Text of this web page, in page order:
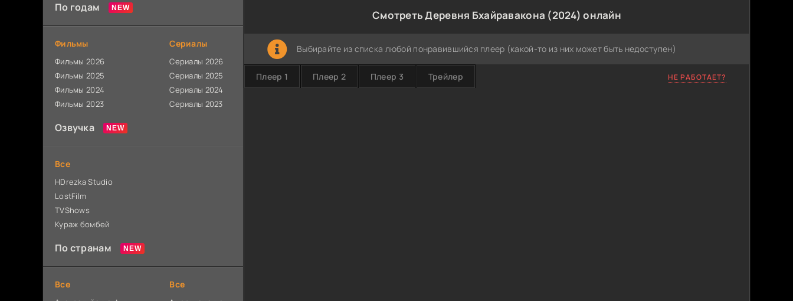
Смотреть Деревня Бхайравакона (2024) онлайн
Выбирайте из списка любой понравившийся плеер (какой-то из них может быть недоступен)
Плеер 1 Плеер 2 Плеер 3 Трейлер НЕ РАБОТАЕТ?
По годам
Фильмы
Фильмы 2026
Фильмы 2025
Фильмы 2024
Фильмы 2023
Сериалы
Сериалы 2026
Сериалы 2025
Сериалы 2024
Сериалы 2023
Озвучка
Все
HDrezka Studio
LostFilm
TVShows
Кураж бомбей
По странам
Все Все